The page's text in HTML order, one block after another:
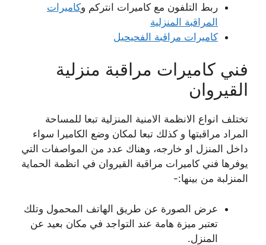
ربط التلفون مع كاميرات انتركم وكاميرات
المراقبة المنزلية
كاميرات مراقبة الفحيحيل
فني كاميرات مراقبة منزلية
القيروان
تختلف انواع الانظمة الامنية المنزلية تبعا للمساحة
المراد مراقبتها و كذلك تبعا لمكان وضع الكاميرا سواء
داخل المنزل او خارجه، وهناك عدد من المواصفات التي
يوفرها فني كاميرات مراقبة القيروان في انظمة الحماية
المنزلبة من بينها:-
عرض الصورة عن طريق الهاتف المحمول وتلك
تعتبر ميزة هامة عند التواجد في مكان بعيد عن
المنزل.